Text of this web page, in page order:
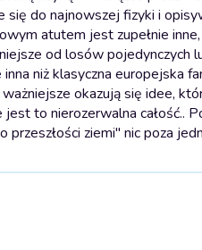
do najnowszej fizyki i
atutem jest zupełnie
od losów
niż klasyczna
okazują się idee,
to nierozerwalna całość..
ziemi" nic poza